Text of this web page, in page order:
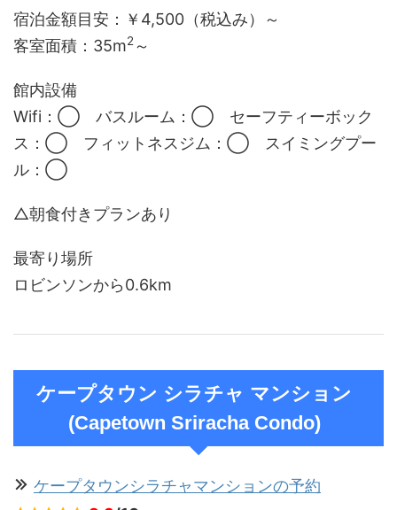
宿泊金額目安：￥4,500（税込み）～
客室面積： 35m2～
館内設備
Wifi：◯ バスルーム：◯ セーフティーボック
ス：◯ フィットネスジム：◯ スイミングプー
ル：◯
△朝食付きプランあり
最寄り場所
ロビンソンから0.6km
ケープタウン シラチャ マンション
(Capetown Sriracha Condo)
ケープタウンシラチャマンションの予約